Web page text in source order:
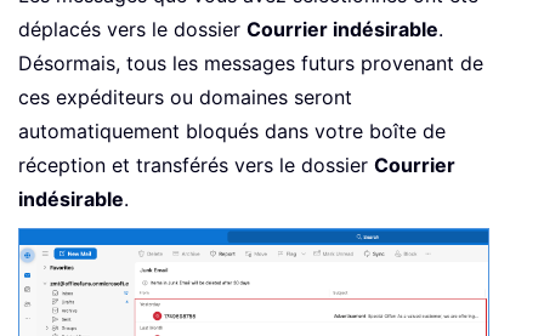
déplacés vers le dossier Courrier indésirable.
Désormais, tous les messages futurs provenant de
ces expéditeurs ou domaines seront
automatiquement bloqués dans votre boîte de
réception et transférés vers le dossier Courrier
indésirable.